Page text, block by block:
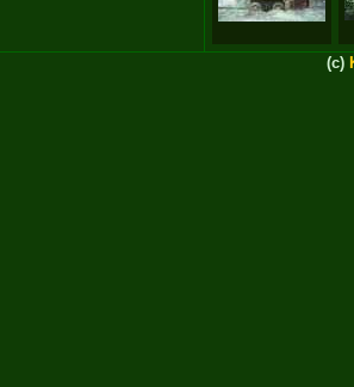
(c)